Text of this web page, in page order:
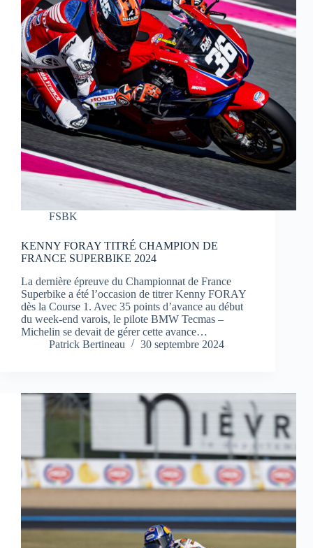
FSBK
KENNY FORAY TITRÉ CHAMPION DE
FRANCE SUPERBIKE 2024
La dernière épreuve du Championnat de France
Superbike a été l’occasion de titrer Kenny FORAY
dès la Course 1. Avec 35 points d’avance au début
du week-end varois, le pilote BMW Tecmas –
Michelin se devait de gérer cette avance…
Patrick Bertineau
30 septembre 2024